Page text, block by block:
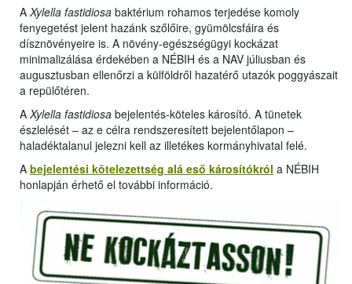
A Xylella fastidiosa baktérium rohamos terjedése komoly
fenyegetést jelent hazánk szőlőire, gyümölcsfáira és
dísznövényeire is. A növény-egészségügyi kockázat
minimalizálása érdekében a NÉBIH és a NAV júliusban és
augusztusban ellenőrzi a külföldről hazatérő utazók poggyászait
a repülőtéren.
A Xylella fastidiosa bejelentés-köteles károsító. A tünetek
észlelését – az e célra rendszeresített bejelentőlapon –
haladéktalanul jelezni kell az illetékes kormányhivatal felé.
A bejelentési kötelezettség alá eső károsítókról a NÉBIH
honlapján érhető el további információ.